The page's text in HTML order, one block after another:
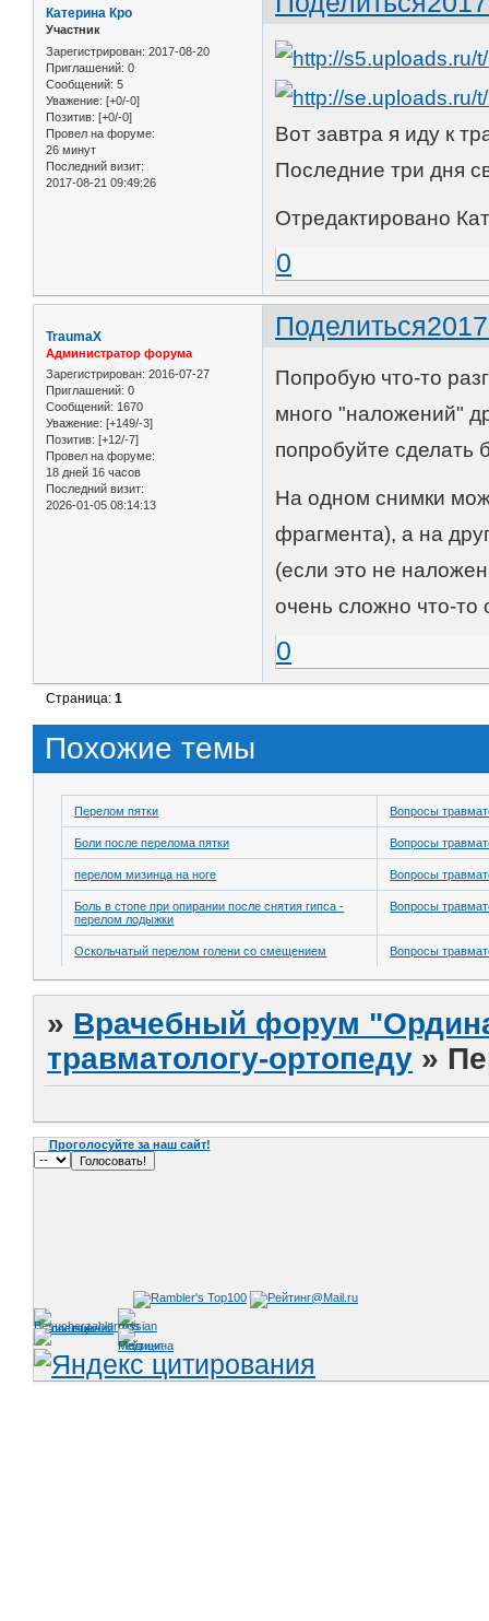
Катерина Кро
Участник
Зарегистрирован: 2017-08-20
Приглашений: 0
Сообщений: 5
Уважение: [+0/-0]
Позитив: [+0/-0]
Провел на форуме:
26 минут
Последний визит:
2017-08-21 09:49:26
Вот завтра я иду к
Последние три дня
Отредактировано
0
Поделиться
TraumaX
Администратор форума
Зарегистрирован: 2016-07-27
Приглашений: 0
Сообщений: 1670
Уважение: [+149/-3]
Позитив: [+12/-7]
Провел на форуме:
18 дней 16 часов
Последний визит:
2026-01-05 08:14:13
Попробую что-то
много "наложений"
попробуйте сделать
На одном снимки
фрагмента), а на
(если это не
очень сложно что-то
0
Страница:1
Похожие темы
Перелом пятки Вопросы
Боли после перелома пятки Вопросы
перелом мизинца на ноге Вопросы
Боль в стопе при опирании после снятия гипса -
перелом лодыжки
Вопросы
Оскольчатый перелом голени со смещением Вопросы
» Врачебный форум
травматологу-ортопеду »
Проголосуйте за наш сайт!